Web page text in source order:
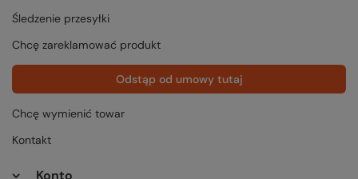
Śledzenie przesyłki
Chcę zareklamować produkt
Odstąp od umowy tutaj
Chcę wymienić towar
Kontakt
Konto